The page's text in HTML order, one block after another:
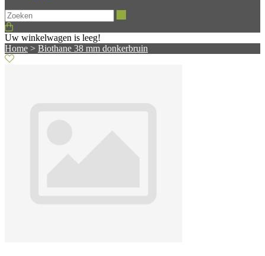
Uw winkelwagen is leeg!
Home > Biothane 38 mm donkerbruin